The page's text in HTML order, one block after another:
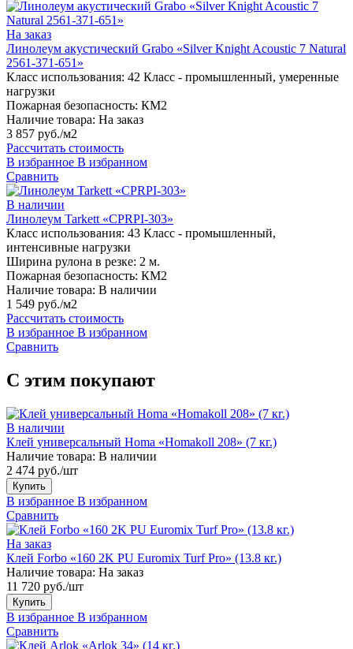
На заказ
Линолеум акустический Grabo «Silver Knight Acoustic 7 Natural
2561-371-651»
Класс использования: 42 Класс - промышленный, умеренные
нагрузки
Пожарная безопасность: КМ2
Наличие товара: На заказ
3 857 руб./м2
Рассчитать стоимость
В избранное В избранном
Сравнить
В наличии
Линолеум Tarkett «CPRPI-303»
Класс использования: 43 Класс - промышленный,
интенсивные нагрузки
Ширина рулона в резке: 2 м.
Пожарная безопасность: КМ2
Наличие товара: В наличии
1 549 руб./м2
Рассчитать стоимость
В избранное В избранном
Сравнить
С этим покупают
В наличии
Клей универсальный Homa «Homakoll 208» (7 кг.)
Наличие товара: В наличии
2 474 руб./шт
Купить
В избранное В избранном
Сравнить
На заказ
Клей Forbo «160 2K PU Euromix Turf Pro» (13.8 кг.)
Наличие товара: На заказ
11 720 руб./шт
Купить
В избранное В избранном
Сравнить